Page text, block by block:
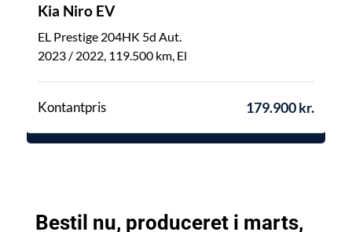
Kia Niro EV
EL Prestige 204HK 5d Aut.
179.900 kr.
Kontantpris
2023 / 2022 119.500 El
Bestil nu, produceret i marts,